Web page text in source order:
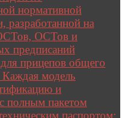
нормативной
разработанной на
ОСТов и
предписаний
прицепов общего
модель
и
с полным пакетом
паспортом;